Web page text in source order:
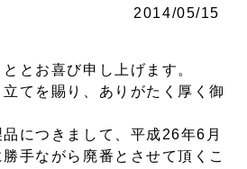
2014/05/15
とお喜び申し上げます。
てを賜り、ありがたく厚く御
につきまして、平成26年6月
手ながら廃番とさせて頂くこ